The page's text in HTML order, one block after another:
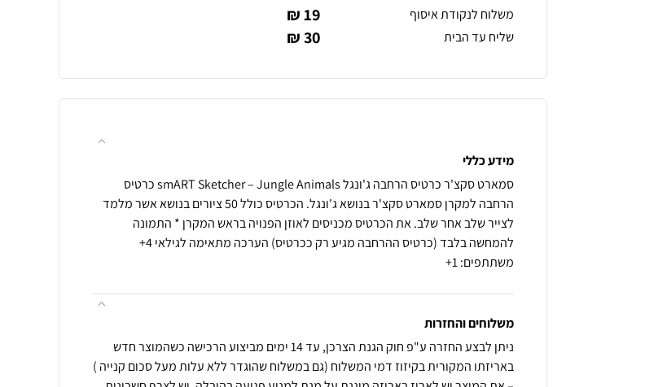
משלוח לנקודת איסוף
19 ₪
שליח עד הבית 30 ₪
מידע כללי
סמארט סקצ'ר כרטיס הרחבה ג'ונגל smART Sketcher – Jungle Animals כרטיס
הרחבה למקרן סמארט סקצ'ר בנושא ג'ונגל. הכרטיס כולל 50 ציורים בנושא אשר מלמד
לצייר שלב אחר שלב. את הכרטיס מכניסים לאוזן הפנויה בראש המקרן * התמונה
להמחשה בלבד (כרטיס ההרחבה מגיע רק ככרטיס) הערכה מתאימה לגילאי 4+
משתתפים: 1+
משלוחים והחזרות
ניתן לבצע החזרה ע"פ חוק הגנת הצרכן, עד 14 ימים מביצוע הרכישה כשהמוצר חדש
באריזתו המקורית בקיזוז דמי המשלוח (גם במשלוח שהוגדר ללא עלות מעל סכום קנייה )